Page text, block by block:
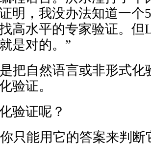
明，我没办法知道一个
高水平的专家验证。但
是对的。”
把自然语言或非形式
验证。
验证呢？
只能用它的答案来判断